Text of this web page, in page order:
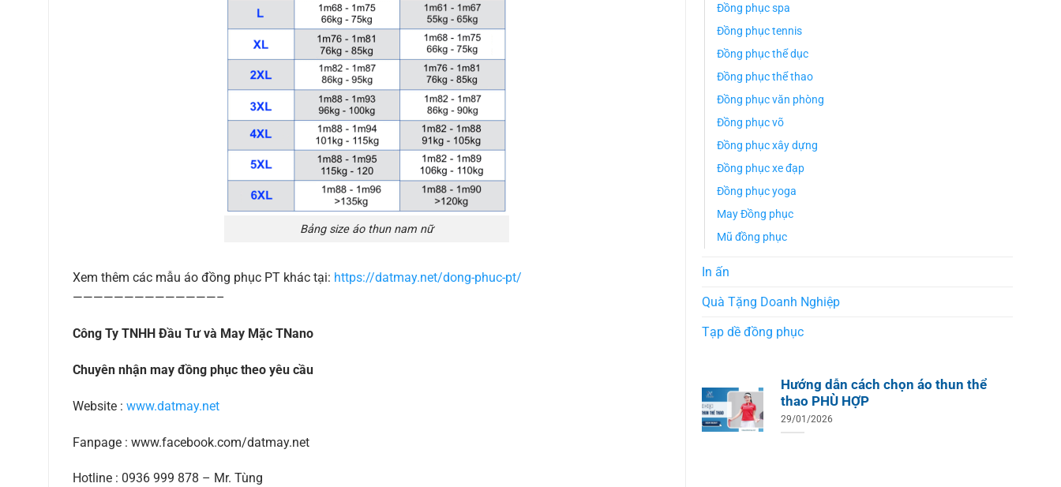
Bảng size áo thun nam nữ
Xem thêm các mẫu áo đồng phục PT khác tại: https://datmay.net/dong-phuc-pt/
——————————————–
Công Ty TNHH Đầu Tư và May Mặc TNano
Chuyên nhận may đồng phục theo yêu cầu
Website : www.datmay.net
Fanpage : www.facebook.com/datmay.net
Hotline : 0936 999 878 – Mr. Tùng
Đồng phục spa
Đồng phục tennis
Đồng phục thể dục
Đồng phục thể thao
Đồng phục văn phòng
Đồng phục võ
Đồng phục xây dựng
Đồng phục xe đạp
Đồng phục yoga
May Đồng phục
Mũ đồng phục
In ấn
Quà Tặng Doanh Nghiệp
Tạp dề đồng phục
Hướng dẫn cách chọn áo thun thể
thao PHÙ HỢP
29/01/2026